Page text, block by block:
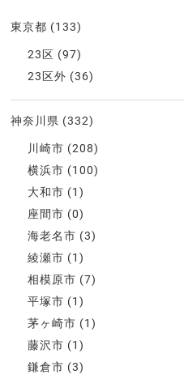
東京都 (133)
23区 (97)
23区外 (36)
神奈川県 (332)
川崎市 (208)
横浜市 (100)
大和市 (1)
座間市 (0)
海老名市 (3)
綾瀬市 (1)
相模原市 (7)
平塚市 (1)
茅ヶ崎市 (1)
藤沢市 (1)
鎌倉市 (3)